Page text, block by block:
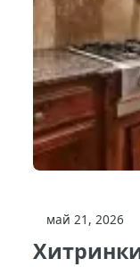
май 21, 2026